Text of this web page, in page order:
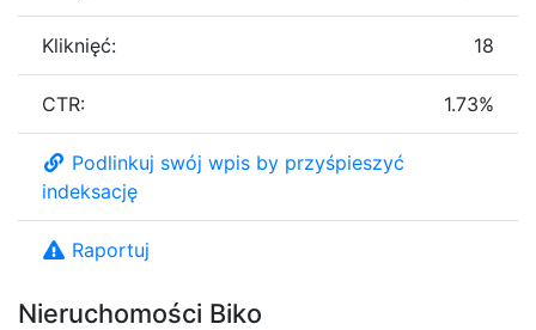
Nieruchomości Biko
Kliknięć: 18
CTR: 1.73%
Podlinkuj swój wpis by przyśpieszyć
indeksację
Raportuj